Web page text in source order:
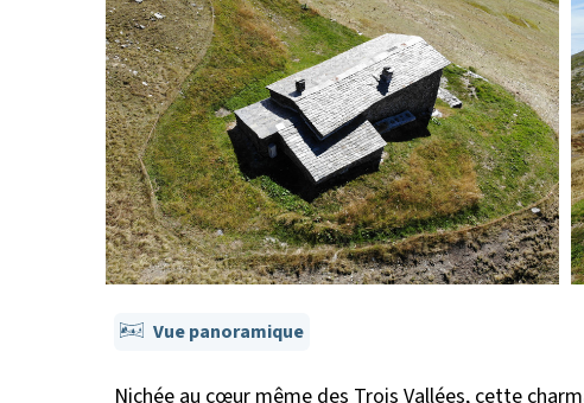
Vue panoramique
Nichée au cœur même des Trois Vallées, cette